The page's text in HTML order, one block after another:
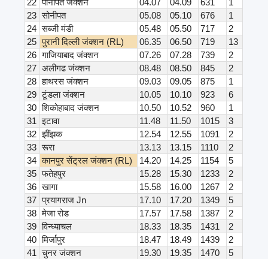
22 पानीपत जंक्शन 04.07 04.09 631
1
23 सोनीपत 05.08 05.10 676
1
24 सब्जी मंडी 05.48 05.50 717
2
25 पुरानी दिल्ली जंक्शन (RL) 06.35 06.50 719
13
26 गाजियाबाद जंक्शन 07.26 07.28 739
2
27 अलीगढ जंक्शन 08.48 08.50 845
2
28 हाथरस जंक्शन 09.03 09.05 875
1
29 टूंडला जंक्शन 10.05 10.10 923
6
30 शिकोहाबाद जंक्शन 10.50 10.52 960
1
31
इटावा 11.48 11.50 1015
3
32 झींझक 12.54 12.55 1091
2
33 रूरा 13.13 13.15 1110
2
34 कानपुर सेंट्रल जंक्शन (RL) 14.20 14.25 1154
5
35 फतेहपुर 15.28 15.30 1233
2
36 खागा 15.58 16.00 1267
2
37 प्रयागराज Jn 17.10 17.20 1349
5
38 मेजा रोड 17.57 17.58 1387
2
39 विन्ध्याचल 18.33 18.35 1431
2
40 मिर्जापुर 18.47 18.49 1439
2
41
चुनर जंक्शन 19.30 19.35 1470
5